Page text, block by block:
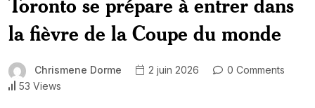
la fièvre de la Coupe du monde
Chrismene Dorme 2 juin 2026
0 Comments
53 Views